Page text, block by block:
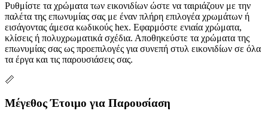
Ρυθμίστε τα χρώματα των εικονιδίων ώστε να ταιριάζουν με την
παλέτα της επωνυμίας σας με έναν πλήρη επιλογέα χρωμάτων ή
εισάγοντας άμεσα κωδικούς hex. Εφαρμόστε ενιαία χρώματα,
κλίσεις ή πολυχρωματικά σχέδια. Αποθηκεύστε τα χρώματα της
επωνυμίας σας ως προεπιλογές για συνεπή στυλ εικονιδίων σε όλα
τα έργα και τις παρουσιάσεις σας.
📏
Μέγεθος Έτοιμο για Παρουσίαση